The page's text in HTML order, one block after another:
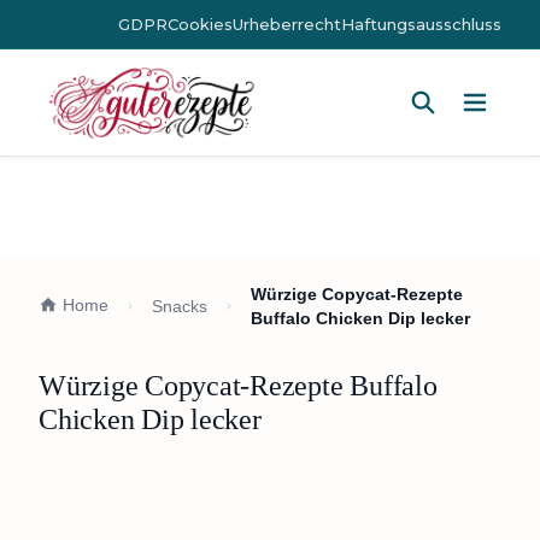
GDPRCookiesUrheberrechtHaftungsausschluss
Home Snacks
Würzige Copycat-Rezepte
Buffalo Chicken Dip lecker
Würzige Copycat-Rezepte Buffalo
Chicken Dip lecker